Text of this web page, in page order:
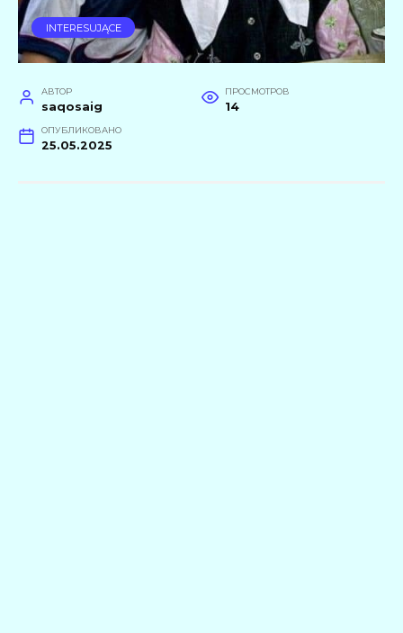
INTERESUJĄCE
АВТОР
saqosaig
ПРОСМОТРОВ
14
ОПУБЛИКОВАНО
25.05.2025